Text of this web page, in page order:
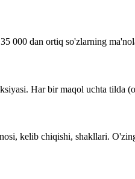
000 dan ortiq so'zlarning
Har bir maqol uchta tilda
kelib chiqishi, shakllari.